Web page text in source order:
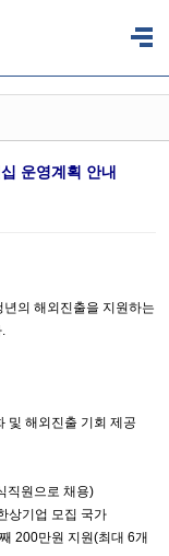
운영계획 안내
의 해외진출을 지원하는
.
및 해외진출 기회 제공
직원으로 채용)
상기업 모집 국가
200만원 지원(최대 6개